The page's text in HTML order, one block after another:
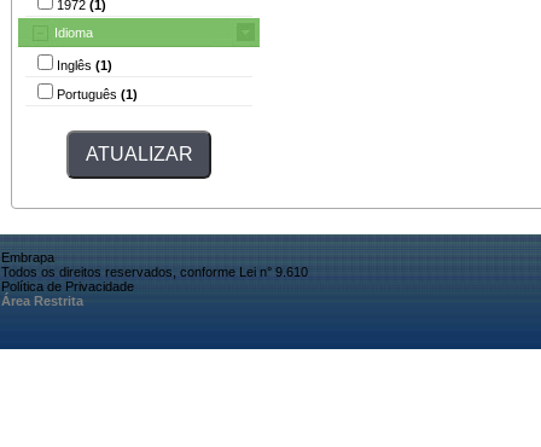
1972 (1)
Idioma
Inglês (1)
Português (1)
Embrapa
Todos os direitos reservados, conforme Lei n° 9.610
Política de Privacidade
Área Restrita